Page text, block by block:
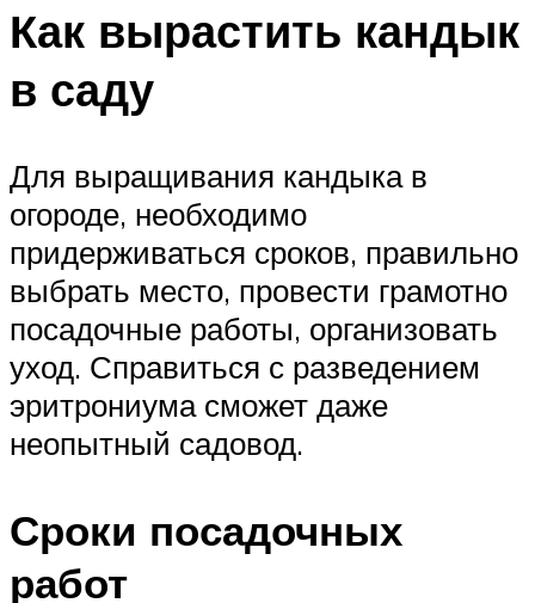
Как вырастить кандык
в саду
Для выращивания кандыка в
огороде, необходимо
придерживаться сроков, правильно
выбрать место, провести грамотно
посадочные работы, организовать
уход. Справиться с разведением
эритрониума сможет даже
неопытный садовод.
Сроки посадочных
работ